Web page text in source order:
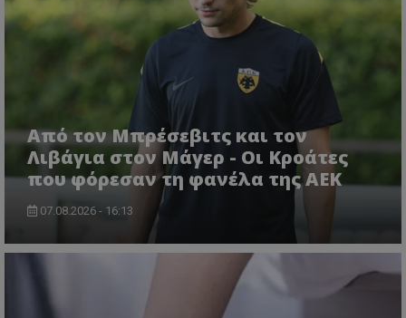
Από τον Μπρέσεβιτς και τον
Λιβάγια στον Μάγερ - Οι Κροάτες
που φόρεσαν τη φανέλα της ΑΕΚ
07.08.2026 - 16:13